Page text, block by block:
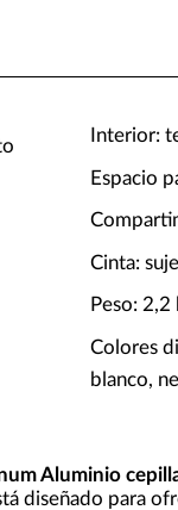
Interior:
Espacio
Cinta:
Peso: 2,2
Colores
blanco,
Aluminio
diseñado para